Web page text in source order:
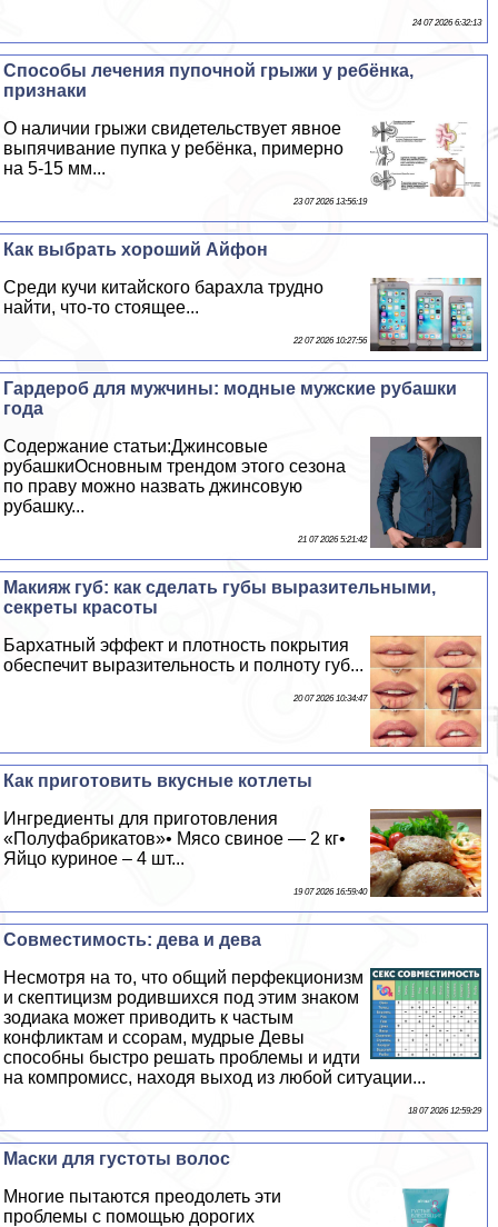
24 07 2026 6:32:13
Способы лечения пупочной грыжи у ребёнка,
признаки
О наличии грыжи свидетельствует явное
выпячивание пупка у ребёнка, примерно
на 5-15 мм...
23 07 2026 13:56:19
Как выбрать хороший Айфон
Среди кучи китайского барахла трудно
найти, что-то стоящее...
22 07 2026 10:27:56
Гардероб для мужчины: модные мужские рубашки
года
Содержание статьи:Джинсовые
рубашкиОсновным трендом этого сезона
по праву можно назвать джинсовую
рубашку...
21 07 2026 5:21:42
Макияж губ: как сделать губы выразительными,
секреты красоты
Бархатный эффект и плотность покрытия
обеспечит выразительность и полноту губ...
20 07 2026 10:34:47
Как приготовить вкусные котлеты
Ингредиенты для приготовления
«Полуфабрикатов»• Мясо свиное — 2 кг•
Яйцо куриное – 4 шт...
19 07 2026 16:59:40
Совместимость: дева и дева
Несмотря на то, что общий перфекционизм
и скептицизм родившихся под этим знаком
зодиака может приводить к частым
конфликтам и ссорам, мудрые Девы
способны быстро решать проблемы и идти
на компромисс, находя выход из любой ситуации...
18 07 2026 12:59:29
Маски для густоты волос
Многие пытаются преодолеть эти
проблемы с помощью дорогих